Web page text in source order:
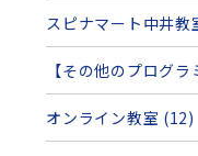
スピナマート中井教
【その他のプログ
オンライン教室 (12)